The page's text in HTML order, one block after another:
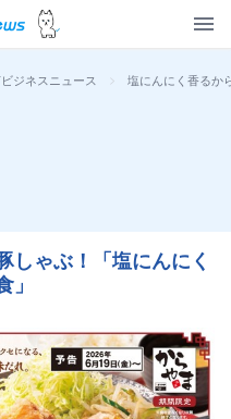
ジネスニュース > 塩にんにく香るか
しゃぶ！「塩にんにく